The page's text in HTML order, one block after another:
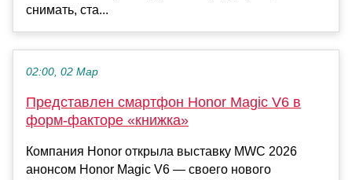
снимать, ста...
02:00, 02 Мар
Представлен смартфон Honor Magic V6 в
форм-факторе «книжка»
Компания Honor открыла выставку MWC 2026
анонсом Honor Magic V6 — своего нового